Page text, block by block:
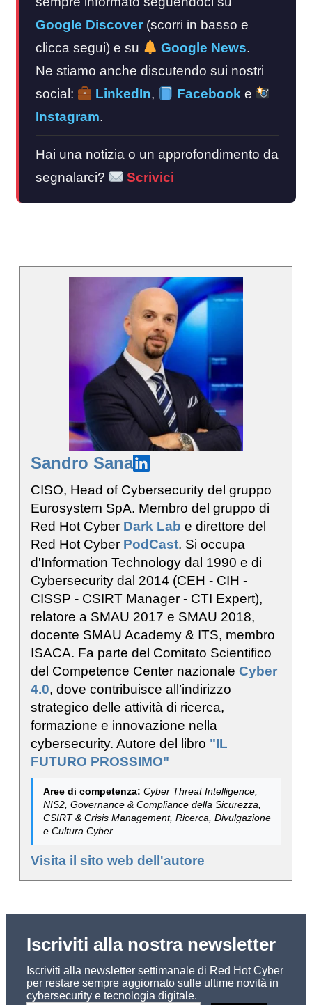
Google Discover (scorri in basso e
clicca segui) e su
Google News.
Ne stiamo anche discutendo sui nostri
social:
LinkedIn, Facebook e
Instagram.
Hai una notizia o un approfondimento da
segnalarci?
Scrivici
Sandro Sana
CISO, Head of Cybersecurity del gruppo
Eurosystem SpA. Membro del gruppo di
Red Hot Cyber Dark Lab e direttore del
Red Hot Cyber PodCast. Si occupa
d'Information Technology dal 1990 e di
Cybersecurity dal 2014 (CEH - CIH -
CISSP - CSIRT Manager - CTI Expert),
relatore a SMAU 2017 e SMAU 2018,
docente SMAU Academy & ITS, membro
ISACA. Fa parte del Comitato Scientifico
del Competence Center nazionale Cyber
4.0, dove contribuisce all’indirizzo
strategico delle attività di ricerca,
formazione e innovazione nella
cybersecurity. Autore del libro "IL
FUTURO PROSSIMO"
Aree di competenza: Cyber Threat Intelligence,
NIS2, Governance & Compliance della Sicurezza,
CSIRT & Crisis Management, Ricerca, Divulgazione
e Cultura Cyber
Visita il sito web dell'autore
Iscriviti alla nostra newsletter
Iscriviti alla newsletter settimanale di Red Hot Cyber
per restare sempre aggiornato sulle ultime novità in
cybersecurity e tecnologia digitale.